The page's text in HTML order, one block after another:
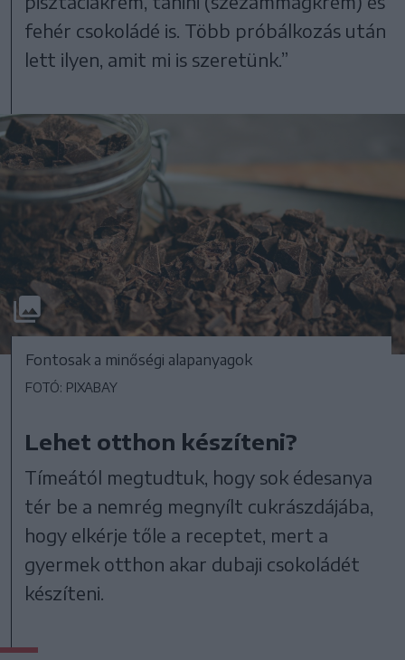
fehér csokoládé is. Több próbálkozás után
lett ilyen, amit mi is szeretünk.”
Fontosak a minőségi alapanyagok
FOTÓ: PIXABAY
Lehet otthon készíteni?
Tímeától megtudtuk, hogy sok édesanya
tér be a nemrég megnyílt cukrászdájába,
hogy elkérje tőle a receptet, mert a
gyermek otthon akar dubaji csokoládét
készíteni.